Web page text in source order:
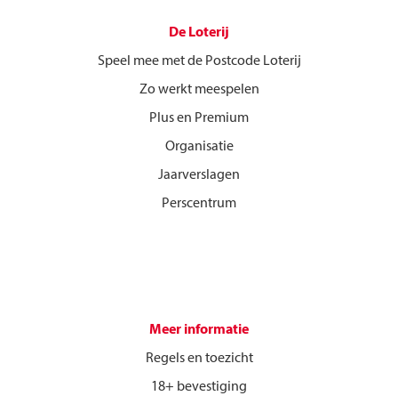
De Loterij
Speel mee met de Postcode Loterij
Zo werkt meespelen
Plus en Premium
Organisatie
Jaarverslagen
Perscentrum
Meer informatie
Regels en toezicht
18+ bevestiging